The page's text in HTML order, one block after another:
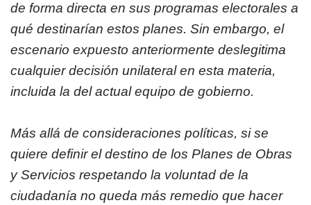
de forma directa en sus programas electorales a
qué destinarían estos planes. Sin embargo, el
escenario expuesto anteriormente deslegitima
cualquier decisión unilateral en esta materia,
incluida la del actual equipo de gobierno.
Más allá de consideraciones políticas, si se
quiere definir el destino de los Planes de Obras
y Servicios respetando la voluntad de la
ciudadanía no queda más remedio que hacer